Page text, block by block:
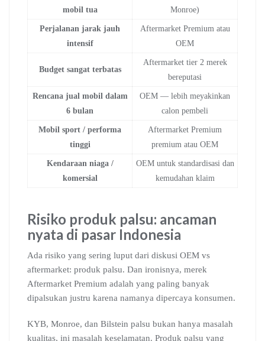
mobil tua
Monroe)
Perjalanan jarak jauh
intensif
Aftermarket Premium atau
OEM
Budget sangat terbatas
Aftermarket tier 2 merek
bereputasi
Rencana jual mobil dalam
6 bulan
OEM — lebih meyakinkan
calon pembeli
Mobil sport / performa
tinggi
Aftermarket Premium
premium atau OEM
Kendaraan niaga /
komersial
OEM untuk standardisasi dan
kemudahan klaim
Risiko produk palsu: ancaman
nyata di pasar Indonesia
Ada risiko yang sering luput dari diskusi OEM vs
aftermarket: produk palsu. Dan ironisnya, merek
Aftermarket Premium adalah yang paling banyak
dipalsukan justru karena namanya dipercaya konsumen.
KYB, Monroe, dan Bilstein palsu bukan hanya masalah
kualitas, ini masalah keselamatan. Produk palsu yang